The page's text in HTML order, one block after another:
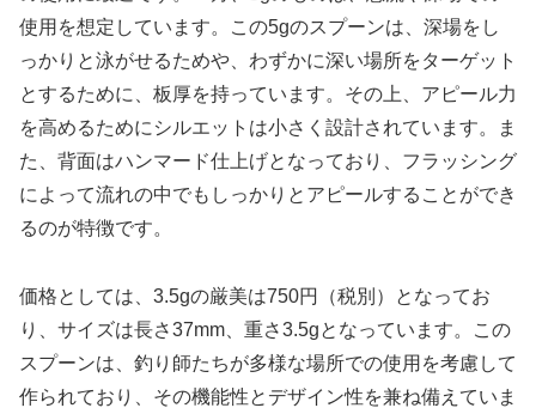
使用を想定しています。この5gのスプーンは、深場をし
っかりと泳がせるためや、わずかに深い場所をターゲット
とするために、板厚を持っています。その上、アピール力
を高めるためにシルエットは小さく設計されています。ま
た、背面はハンマード仕上げとなっており、フラッシング
によって流れの中でもしっかりとアピールすることができ
るのが特徴です。
価格としては、3.5gの厳美は750円（税別）となってお
り、サイズは長さ37mm、重さ3.5gとなっています。この
スプーンは、釣り師たちが多様な場所での使用を考慮して
作られており、その機能性とデザイン性を兼ね備えていま